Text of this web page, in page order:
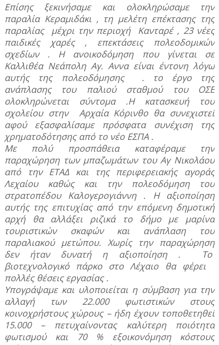
Επίσης ξεκινήσαμε και ολοκληρώσαμε την
παραλία Κεραμιδάκι , τη μελέτη επέκτασης της
παραλίας
μέχρι την περιοχή
Κανταρέ , 23 νέες
παιδικές χαρές , επεκτάσεις πολεοδομικών
σχεδίων . Η ανοικοδόμηση που γίνεται σε
Καλλιθέα Νεάπολη Αγ. Αννα είναι έντονη λόγω
αυτής της πολεοδόμησης
. το έργο της
ανάπλασης του παλιού σταθμού του ΟΣΕ
ολοκληρώνεται σύντομα .Η κατασκευή του
σχολείου στην
Αρχαία Κόρινθο θα συνεχιστεί
αφού εξασφαλίσαμε πρόσφατα συνέχιση της
χρηματοδότησης από το νέο ΕΣΠΑ .
Με πολύ προσπάθεια καταφέραμε την
παραχώρηση των μπαζωμάτων του Αγ Νικολάου
από την ΕΤΑΔ και της περιφερειακής αγοράς
Λεχαίου καθώς και την πολεοδόμηση του
στρατοπέδου Καλογερογιάννη . H αξιοποίηση
αυτής της επιτυχίας από την επόμενη δημοτική
αρχή θα αλλάξει ριζικά το δήμο με μαρίνα
τουριστικών σκαφών και ανάπλαση του
παραλιακού μετώπου. Χωρίς την παραχώρηση
δεν ήταν δυνατή η αξιοποίηση .
Το
βιοτεχνολογικό πάρκο στο Λέχαιο θα φέρει
πολλές θέσεις εργασίας .
Υπογράψαμε και υλοποιείται η σύμβαση για την
αλλαγή των 22.000 φωτιστικών στους
κοινοχρήστους χώρους – ήδη έχουν τοποθετηθεί
15.000 – πετυχαίνοντας καλύτερη ποιότητα
φωτισμού και 70 % εξοικονόμηση κόστους